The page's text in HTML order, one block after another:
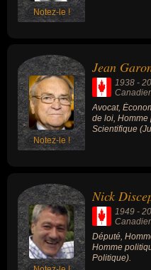
Notez-le !
Notez-le !
Jean
1938 -
Avocat,
de loi, Homme
Scientifique
Nick
1949 -
Député,
Homme
Politique).